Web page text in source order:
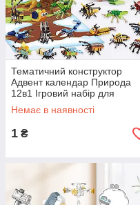
Тематичний конструктор
Адвент календар Природа
12в1 Ігровий набір для
складання 12 комах розвиває
логіку
Немає в наявності
1 ₴